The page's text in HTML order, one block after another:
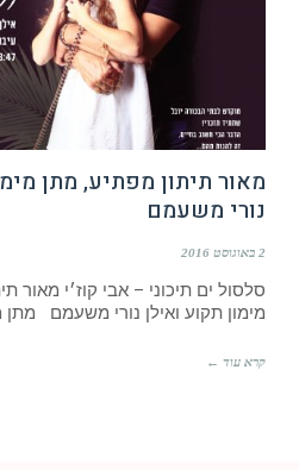
מאור תיתון מפתיע, מתן
נורי משעמם
2 באוגוסט 2016
סלסול ים תיכוני – אבי קוז׳י מאור
מימון תקוע ואילן נורי משעמם מתן
קרא עוד ←